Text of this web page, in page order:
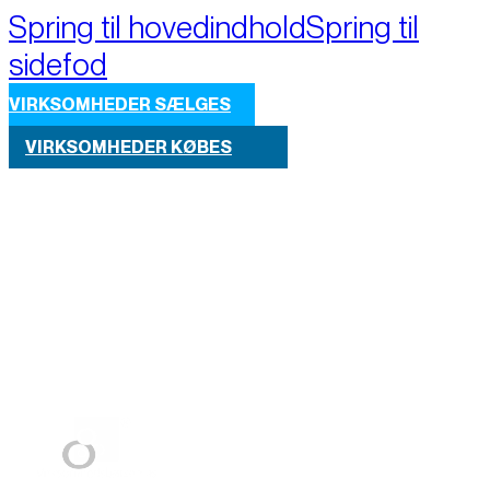
Spring til hovedindholdSpring til
sidefod
VIRKSOMHEDER SÆLGES
VIRKSOMHEDER KØBES